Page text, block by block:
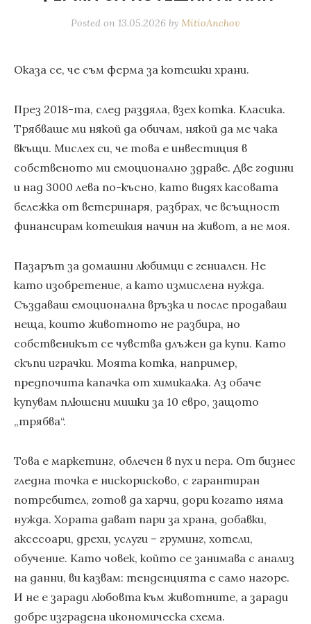
Posted on 13.05.2026 by MitioAnchov
Оказа се, че съм ферма за котешки храни.
През 2018-та, след раздяла, взех котка. Класика.
Трябваше ми някой да обичам, някой да ме чака
вкъщи. Мислех си, че това е инвестиция в
собственото ми емоционално здраве. Две години
и над 3000 лева по-късно, като видях касовата
бележка от ветеринаря, разбрах, че всъщност
финансирам котешкия начин на живот, а не моя.
Пазарът за домашни любимци е гениален. Не
като изобретение, а като измислена нужда.
Създаваш емоционална връзка и после продаваш
неща, които животното не разбира, но
собственикът се чувства длъжен да купи. Като
скъпи играчки. Моята котка, например,
предпочита капачка от химикалка. Аз обаче
купувам плюшени мишки за 10 евро, защото
„трябва“.
Това е маркетинг, облечен в пух и пера. От бизнес
гледна точка е нискорисково, с гарантиран
потребител, готов да харчи, дори когато няма
нужда. Хората дават пари за храна, добавки,
аксесоари, дрехи, услуги – груминг, хотели,
обучение. Като човек, който се занимава с анализ
на данни, ви казвам: тенденцията е само нагоре.
И не е заради любовта към животните, а заради
добре изградена икономическа схема.